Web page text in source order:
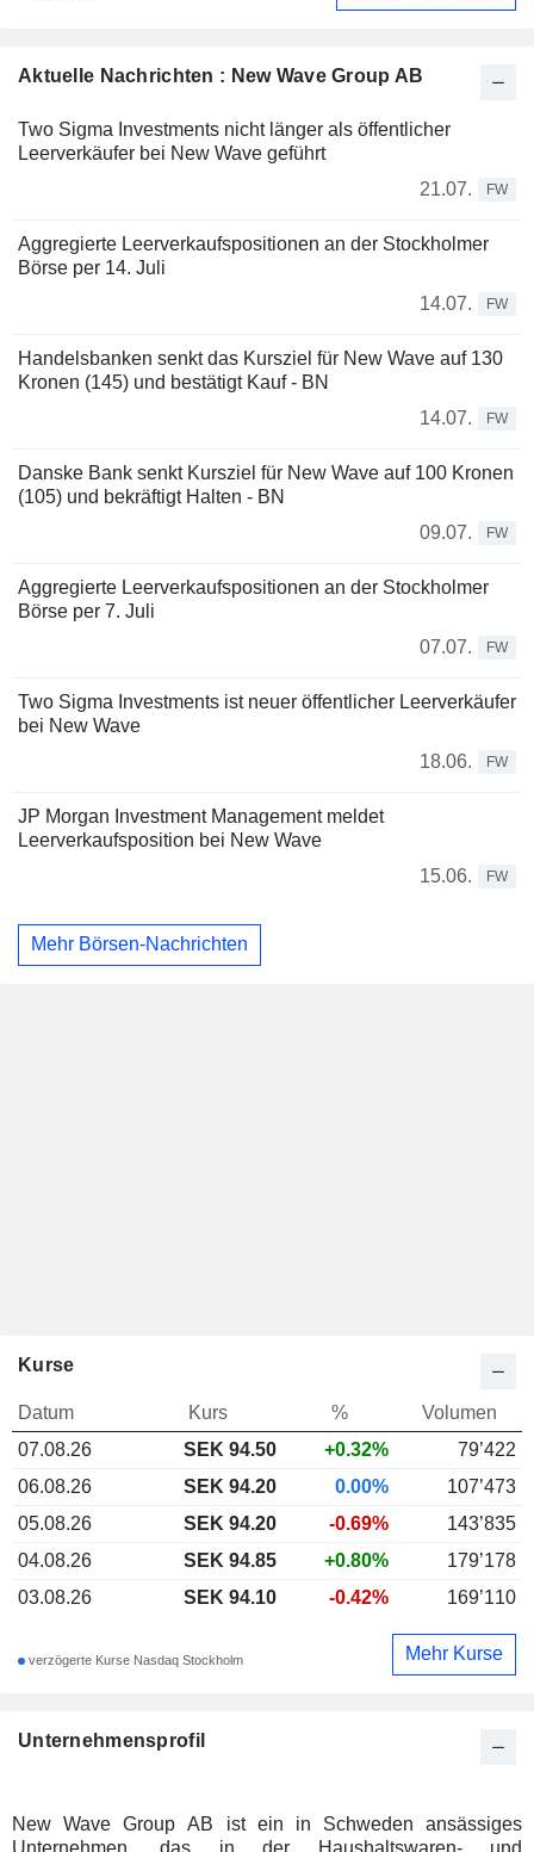
Aktuelle Nachrichten : New Wave Group AB
Two Sigma Investments nicht länger als öffentlicher
Leerverkäufer bei New Wave geführt
21.07.
FW
Aggregierte Leerverkaufspositionen an der Stockholmer
Börse per 14. Juli
14.07.
FW
Handelsbanken senkt das Kursziel für New Wave auf 130
Kronen (145) und bestätigt Kauf - BN
14.07.
FW
Danske Bank senkt Kursziel für New Wave auf 100 Kronen
(105) und bekräftigt Halten - BN
09.07.
FW
Aggregierte Leerverkaufspositionen an der Stockholmer
Börse per 7. Juli
07.07.
FW
Two Sigma Investments ist neuer öffentlicher Leerverkäufer
bei New Wave
18.06.
FW
JP Morgan Investment Management meldet
Leerverkaufsposition bei New Wave
15.06.
FW
Mehr Börsen-Nachrichten
Unternehmensprofil
New Wave Group AB ist ein in Schweden ansässiges
Unternehmen, das in der Haushaltswaren- und
Kurse
Datum Kurs %
Volumen
07.08.26
SEK 94.50 +0.32%
79’422
06.08.26
SEK 94.20 0.00%
107’473
05.08.26
SEK 94.20 -0.69%
143’835
04.08.26
SEK 94.85 +0.80%
179’178
03.08.26
SEK 94.10 -0.42% 169’110
verzögerte Kurse Nasdaq Stockholm Mehr Kurse